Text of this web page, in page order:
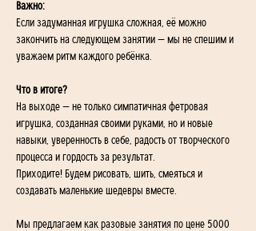
Важно:
Если задуманная игрушка сложная, её можно
закончить на следующем занятии — мы не спешим и
уважаем ритм каждого ребёнка.
Что в итоге?
На выходе — не только симпатичная фетровая
игрушка, созданная своими руками, но и новые
навыки, уверенность в себе, радость от творческого
процесса и гордость за результат.
Приходите! Будем рисовать, шить, смеяться и
создавать маленькие шедевры вместе.
Мы предлагаем как разовые занятия по цене 5000